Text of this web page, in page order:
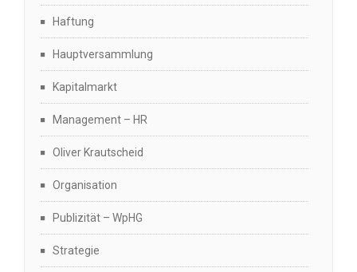
Haftung
Hauptversammlung
Kapitalmarkt
Management – HR
Oliver Krautscheid
Organisation
Publizität – WpHG
Strategie